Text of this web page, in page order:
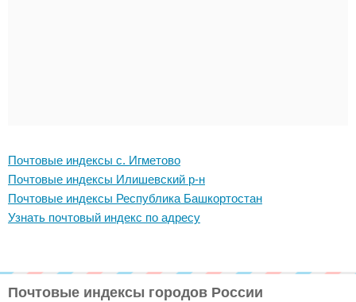
Почтовые индексы с. Игметово
Почтовые индексы Илишевский р-н
Почтовые индексы Республика Башкортостан
Узнать почтовый индекс по адресу
Почтовые индексы городов России